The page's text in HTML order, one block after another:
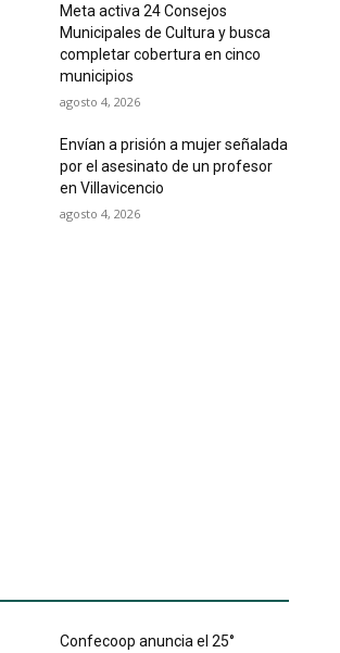
Meta activa 24 Consejos
Municipales de Cultura y busca
completar cobertura en cinco
municipios
agosto 4, 2026
Envían a prisión a mujer señalada
por el asesinato de un profesor
en Villavicencio
agosto 4, 2026
Confecoop anuncia el 25°